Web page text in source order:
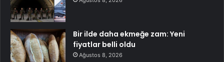
Bir ilde daha ekmeğe zam: Yeni
fiyatlar belli oldu
Ağustos 8, 2026